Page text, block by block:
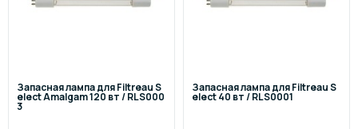
Запасная лампа для Filtreau S
elect Amalgam 120 вт / RLS000
3
Запасная лампа для Filtreau S
elect 40 вт / RLS0001